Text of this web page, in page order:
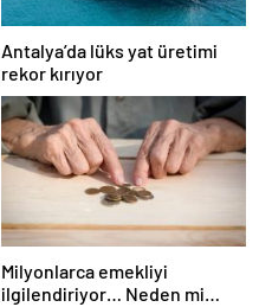
Antalya’da lüks yat üretimi
rekor kırıyor
Milyonlarca emekliyi
ilgilendiriyor… Neden mi